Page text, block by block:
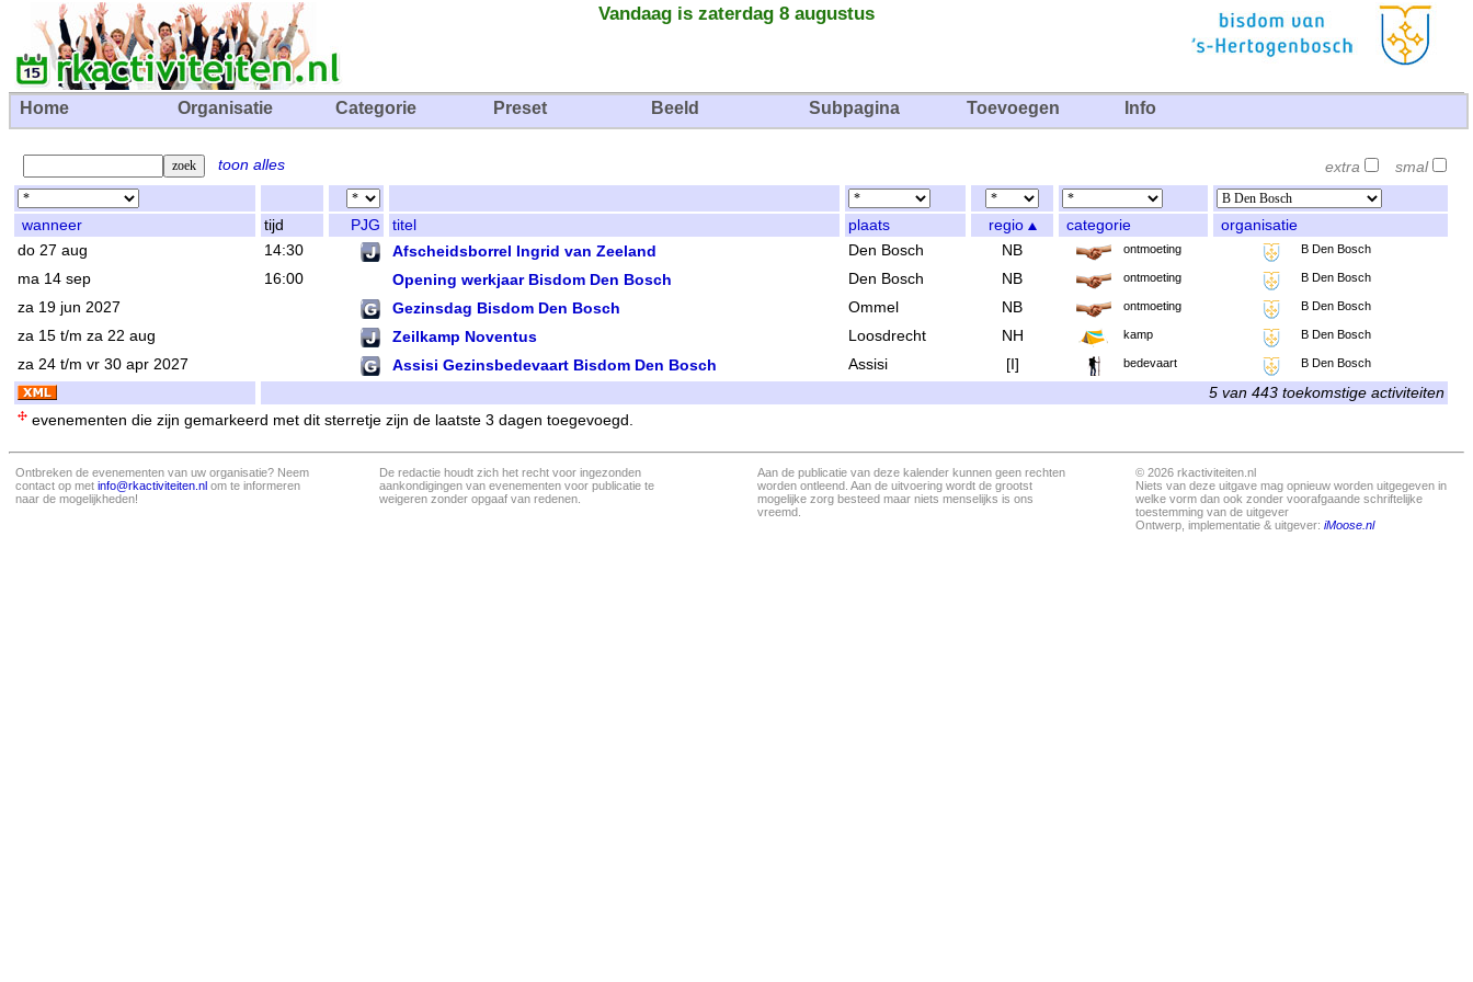
Vandaag is zaterdag 8 augustus
Home Organisatie Categorie Preset Beeld Subpagina Toevoegen Info
toon alles extra smal
wanneer tijd PJG titel plaats regio categorie
organisatie
do 27 aug
14:30 Afscheidsborrel Ingrid van Zeeland Den Bosch NB ontmoeting B Den Bosch
ma 14 sep 16:00 Opening werkjaar Bisdom Den Bosch Den Bosch NB ontmoeting B Den Bosch
za 19 jun 2027 Gezinsdag Bisdom Den Bosch Ommel NB ontmoeting B Den Bosch
za 15 t/m za 22 aug Zeilkamp Noventus Loosdrecht NH kamp B Den Bosch
za 24 t/m vr 30 apr 2027 Assisi Gezinsbedevaart Bisdom Den Bosch Assisi [I] bedevaart B Den Bosch
5 van 443 toekomstige activiteiten
evenementen die zijn gemarkeerd met dit sterretje zijn de laatste 3 dagen toegevoegd.
Ontbreken de evenementen van uw organisatie? Neem
contact op met info@rkactiviteiten.nl om te informeren
naar de mogelijkheden!
De redactie houdt zich het recht voor ingezonden
aankondigingen van evenementen voor publicatie te
weigeren zonder opgaaf van redenen.
Aan de publicatie van deze kalender kunnen geen rechten
worden ontleend. Aan de uitvoering wordt de grootst
mogelijke zorg besteed maar niets menselijks is ons
vreemd.
© 2026 rkactiviteiten.nl
Niets van deze uitgave mag opnieuw worden uitgegeven in
welke vorm dan ook zonder voorafgaande schriftelijke
toestemming van de uitgever
Ontwerp, implementatie & uitgever: iMoose.nl